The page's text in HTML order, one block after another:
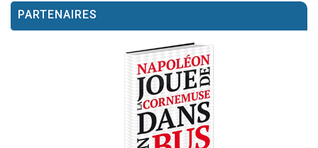
PARTENAIRES